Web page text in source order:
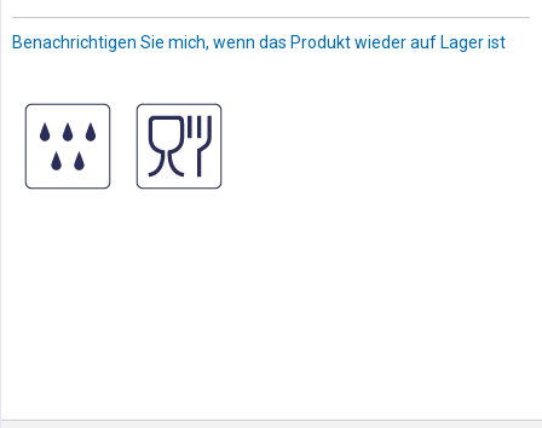
Benachrichtigen Sie mich, wenn das Produkt wieder auf Lager ist